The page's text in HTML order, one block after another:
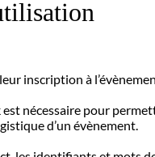
inscription à
nécessaire pour
d’un évènement.